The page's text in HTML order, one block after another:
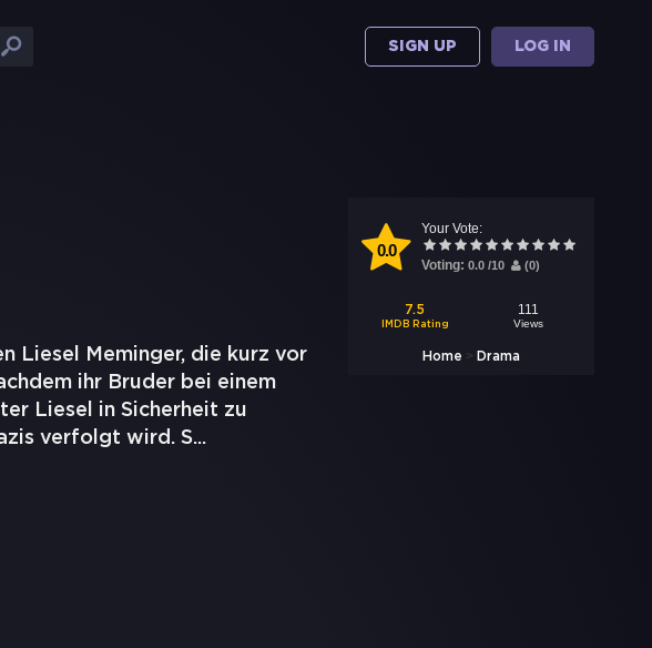
SIGN UP LOG IN
0.0
Your Vote:
Voting: 0.0 /10 (0)
7.5
IMDB Rating
111
Views
Home > Drama
Liesel Meminger, die kurz vor
ihr Bruder bei einem
Liesel in Sicherheit zu
verfolgt wird. S...